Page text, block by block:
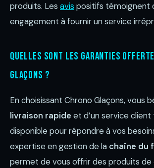
produits. Les avis positifs témoignent
engagement à fournir un service
Quelles sont les garanties
Glaçons ?
En choisissant Chrono Glaçons, vous
livraison rapide et d’un service client
disponible pour répondre à vos
expertise en gestion de la chaîne du
permet de vous offrir des produits de